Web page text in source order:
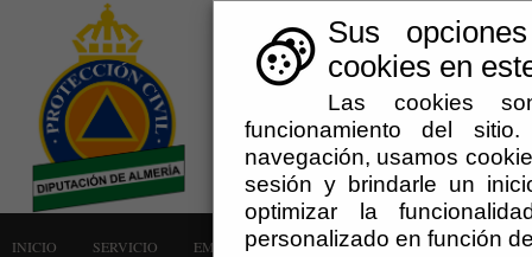
Sus
cookies en
Las cookies
funcionamiento del
navegación, usamos
sesión y brindarle un
optimizar la
personalizado en función
INICIO SERVICIO EMERGENCIAS LA AGRUPACIÓN AVISOS